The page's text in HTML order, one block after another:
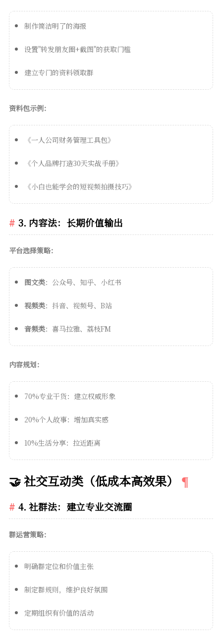
制作简洁明了的海报
设置"转发朋友圈+截图"的获取门槛
建立专门的资料领取群
资料包示例：
《一人公司财务管理工具包》
《个人品牌打造30天实战手册》
《小白也能学会的短视频拍摄技巧》
3. 内容法：长期价值输出
平台选择策略：
图文类：公众号、知乎、小红书
视频类：抖音、视频号、B站
音频类：喜马拉雅、荔枝FM
内容规划：
70%专业干货：建立权威形象
20%个人故事：增加真实感
10%生活分享：拉近距离
🤝 社交互动类（低成本高效果）
4. 社群法：建立专业交流圈
群运营策略：
明确群定位和价值主张
制定群规则，维护良好氛围
定期组织有价值的活动